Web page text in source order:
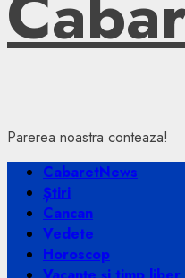
Parerea noastra conteaza!
Primary
Menu
CabaretNews
Știri
Cancan
Vedete
Horoscop